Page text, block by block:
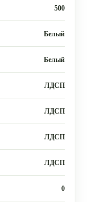
500
Белый
Белый
ЛДСП
ЛДСП
ЛДСП
ЛДСП
0